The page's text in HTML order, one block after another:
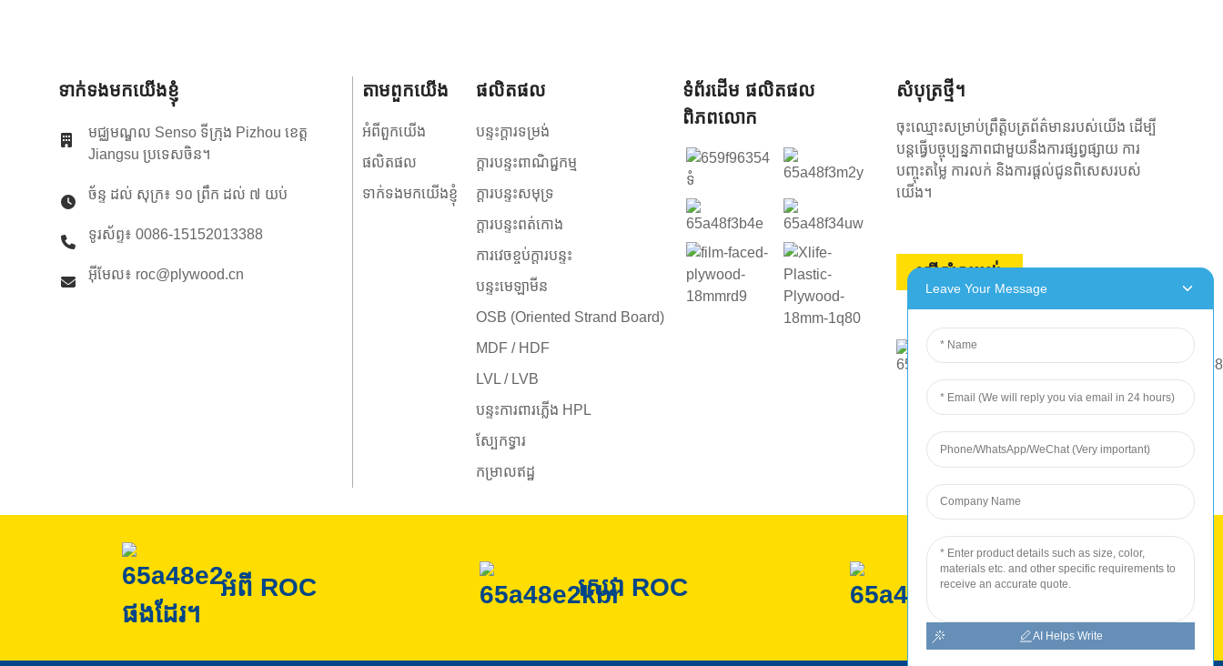
រចនាសម្ព័ន្ធ LVL E14
Engineered Wood LVL
Treated SENSO Framing
រចនាសម្ព័ន LVL E14
Beams 360 x 65mm H2S
Treated SENSO Framing
ទាក់ទងមកយើងខ្ញុំ
មជ្ឈមណ្ឌល Senso ទីក្រុង Pizhou ខេត្ត
Jiangsu ប្រទេសចិន។
ច័ន្ទ ដល់ សុក្រ៖ ១០ ព្រឹក ដល់ ៧ យប់
ទូរស័ព្ទ៖ 0086-15152013388
អ៊ីមែល៖ roc@plywood.cn
តាមពួកយើង
អំពីពួកយើង
ផលិតផល
ទាក់ទងមកយើងខ្ញុំ
ផលិតផល
បន្ទះក្តារទម្រង់
ក្តារបន្ទះពាណិជ្ជកម្ម
ក្តារបន្ទះសមុទ្រ
ក្តារបន្ទះពត់កោង
ការវេចខ្ចប់ក្តារបន្ទះ
បន្ទះមេឡាមីន
OSB (Oriented Strand Board)
MDF / HDF
LVL / LVB
បន្ទះការពារភ្លើង HPL
ស្បែកទ្វារ
កម្រាលឥដ្ឋ
ទំព័រដើម ផលិតផល
ពិភពលោក
សំបុត្រថ្មី។
ចុះឈ្មោះសម្រាប់ព្រឹត្តិបត្រព័ត៌មានរបស់យើង ដើម្បី
បន្តធ្វើបច្ចុប្បន្នភាពជាមួយនឹងការផ្សព្វផ្សាយ ការ
បញ្ចុះតម្លៃ ការលក់ និងការផ្តល់ជូនពិសេសរបស់
យើង។
ស្នើសុំសម្រង់
អំពី ROC សេវា ROC ផលិតកម្ម ROC
Leave Your Message
AI Helps Write